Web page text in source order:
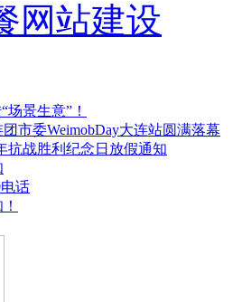
网站建设
场景生意”！
市委WeimobDay大连站圆满落幕
抗战胜利纪念日放假通知
话